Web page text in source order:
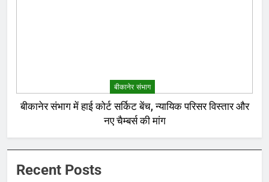
बीकानेर संभाग
बीकानेर संभाग में हाई कोर्ट सर्किट बेंच, न्यायिक परिसर विस्तार और
नए चैम्बर्स की मांग
Recent Posts